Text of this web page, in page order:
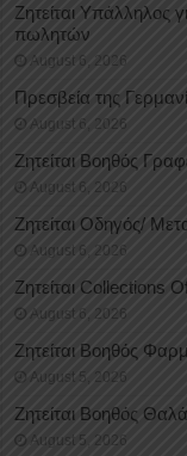
Ζητείται Υπάλληλος
πωλητών
August 6, 2026
Πρεσβεία της
August 6, 2026
Ζητείται Βοηθός
August 6, 2026
Ζητείται Οδηγός/
August 6, 2026
Ζητείται Collections
August 6, 2026
Ζητείται Βοηθός
August 5, 2026
Ζητείται Βοηθός
August 5, 2026